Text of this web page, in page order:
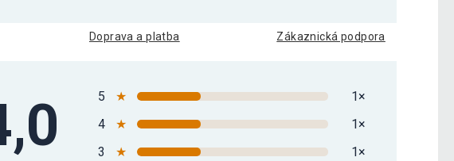
Doprava a platba Zákaznická podpora
5 ★
1×
4
★
1×
3
★
1×